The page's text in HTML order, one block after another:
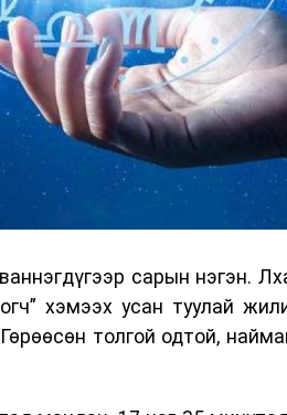
сарын нэгэн.
хэмээх усан туулай
толгой одтой,